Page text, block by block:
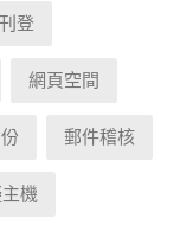
登
網頁空間
郵件稽核
機